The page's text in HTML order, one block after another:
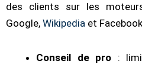
des clients sur les
Google, Wikipedia et
Conseil de pro :